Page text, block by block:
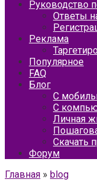
Руководство
Ответы
Реклама
Популярное
FAQ
Блог
С
С
Личная
Скачать
Форум
Главная » blog